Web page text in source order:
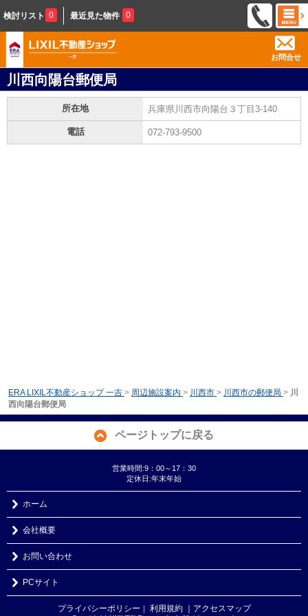
検討リスト 0 最近見た物件 0
お問合せ
川西向陽台郵便局
所在地 兵庫県川西市向陽台３丁目3-140
電話 072-793-9500
ERA LIXIL不動産ショップ 一吉 > 周辺施設案内 > 川西市 > 川西市の郵便局 > 川
西向陽台郵便局
ページトップに戻る
営業時間:9：00～17：30
定休日:年末年始
ホーム
会社概要
お問い合わせ
PCサイト
プライバシーポリシー ｜ 利用規約 ｜アクセスマップ